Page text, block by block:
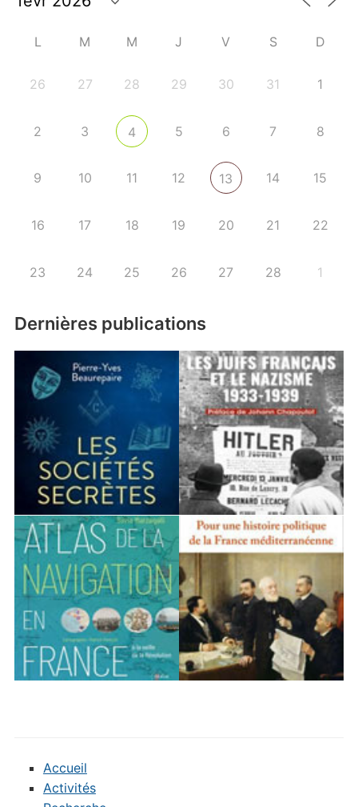
L M M J V S D
26 27 28 29 30 31 1
2 3 4 5 6 7 8
9 10 11 12 13 14 15
16 17 18 19 20 21 22
23 24 25 26 27 28 1
Dernières publications
Accueil
Activités